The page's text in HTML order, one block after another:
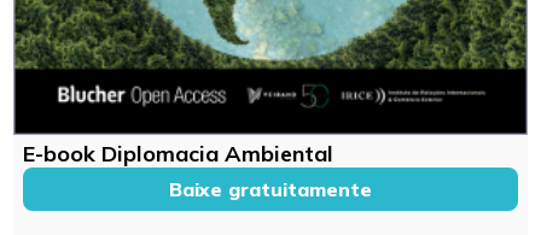
E-book Diplomacia Ambiental
Baixe gratuitamente